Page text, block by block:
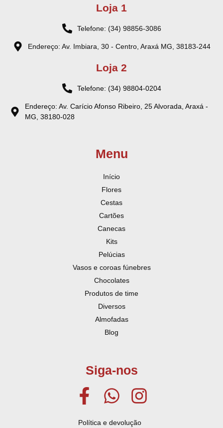
Loja 1
Telefone: (34) 98856-3086
Endereço: Av. Imbiara, 30 - Centro, Araxá MG, 38183-244
Loja 2
Telefone: (34) 98804-0204
Endereço: Av. Carício Afonso Ribeiro, 25 Alvorada, Araxá -
MG, 38180-028
Menu
Início
Flores
Cestas
Cartões
Canecas
Kits
Pelúcias
Vasos e coroas fúnebres
Chocolates
Produtos de time
Diversos
Almofadas
Blog
Siga-nos
Política e devolução